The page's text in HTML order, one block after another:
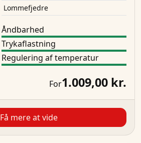
Lommefjedre
Åndbarhed
Trykaflastning
Regulering af temperatur
For1.009,00 kr.
Få mere at vide